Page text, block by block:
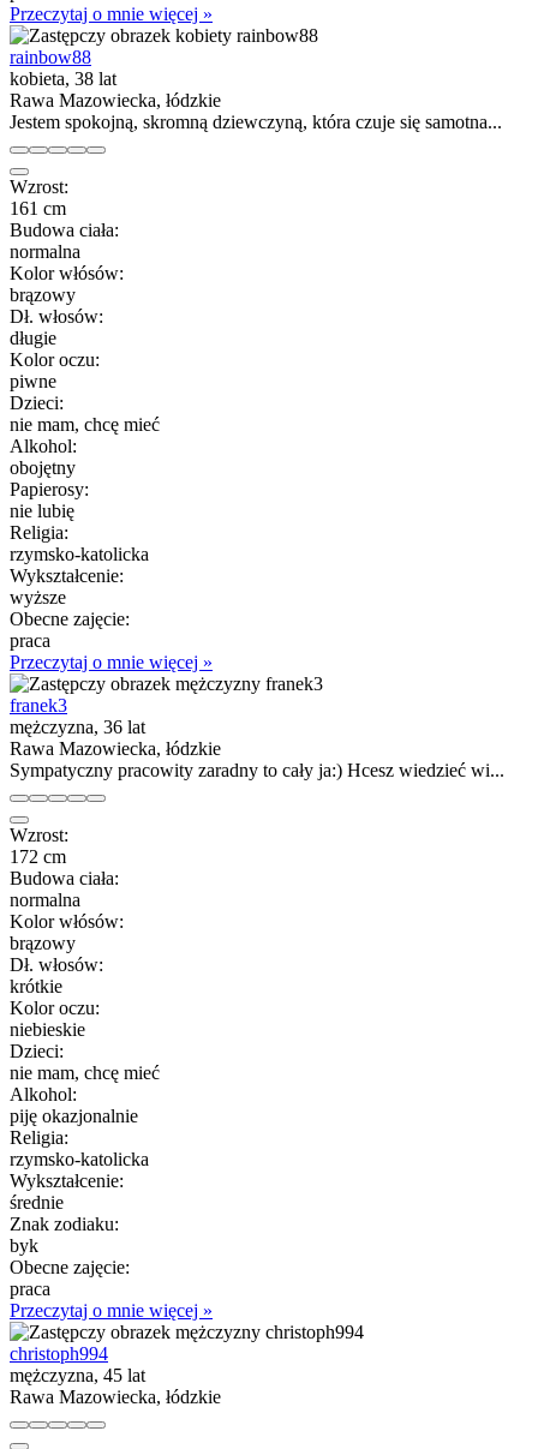
Przeczytaj o mnie więcej »
rainbow88
kobieta, 38 lat
Rawa Mazowiecka, łódzkie
Jestem spokojną, skromną dziewczyną, która czuje się samotna...
Wzrost:
161 cm
Budowa ciała:
normalna
Kolor włósów:
brązowy
Dł. włosów:
długie
Kolor oczu:
piwne
Dzieci:
nie mam, chcę mieć
Alkohol:
obojętny
Papierosy:
nie lubię
Religia:
rzymsko-katolicka
Wykształcenie:
wyższe
Obecne zajęcie:
praca
Przeczytaj o mnie więcej »
franek3
mężczyzna, 36 lat
Rawa Mazowiecka, łódzkie
Sympatyczny pracowity zaradny to cały ja:) Hcesz wiedzieć wi...
Wzrost:
172 cm
Budowa ciała:
normalna
Kolor włósów:
brązowy
Dł. włosów:
krótkie
Kolor oczu:
niebieskie
Dzieci:
nie mam, chcę mieć
Alkohol:
piję okazjonalnie
Religia:
rzymsko-katolicka
Wykształcenie:
średnie
Znak zodiaku:
byk
Obecne zajęcie:
praca
Przeczytaj o mnie więcej »
christoph994
mężczyzna, 45 lat
Rawa Mazowiecka, łódzkie